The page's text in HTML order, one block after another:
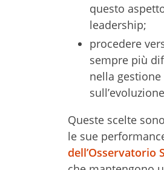
questo
leadership;
procedere
sempre più
nella
Queste scelte
le sue
dell’Osservatorio